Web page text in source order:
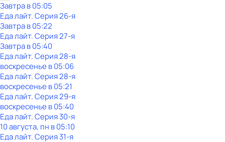
Завтра в 05:05
Еда лайт. Серия 26-я
Завтра в 05:22
Еда лайт. Серия 27-я
Завтра в 05:40
Еда лайт. Серия 28-я
воскресенье в05:06
Еда лайт. Серия 28-я
воскресенье в05:21
Еда лайт. Серия 29-я
воскресенье в05:40
Еда лайт. Серия 30-я
10 августа, пн в 05:10
Еда лайт. Серия 31-я